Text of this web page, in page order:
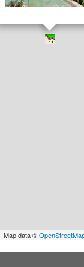
| Map data ©